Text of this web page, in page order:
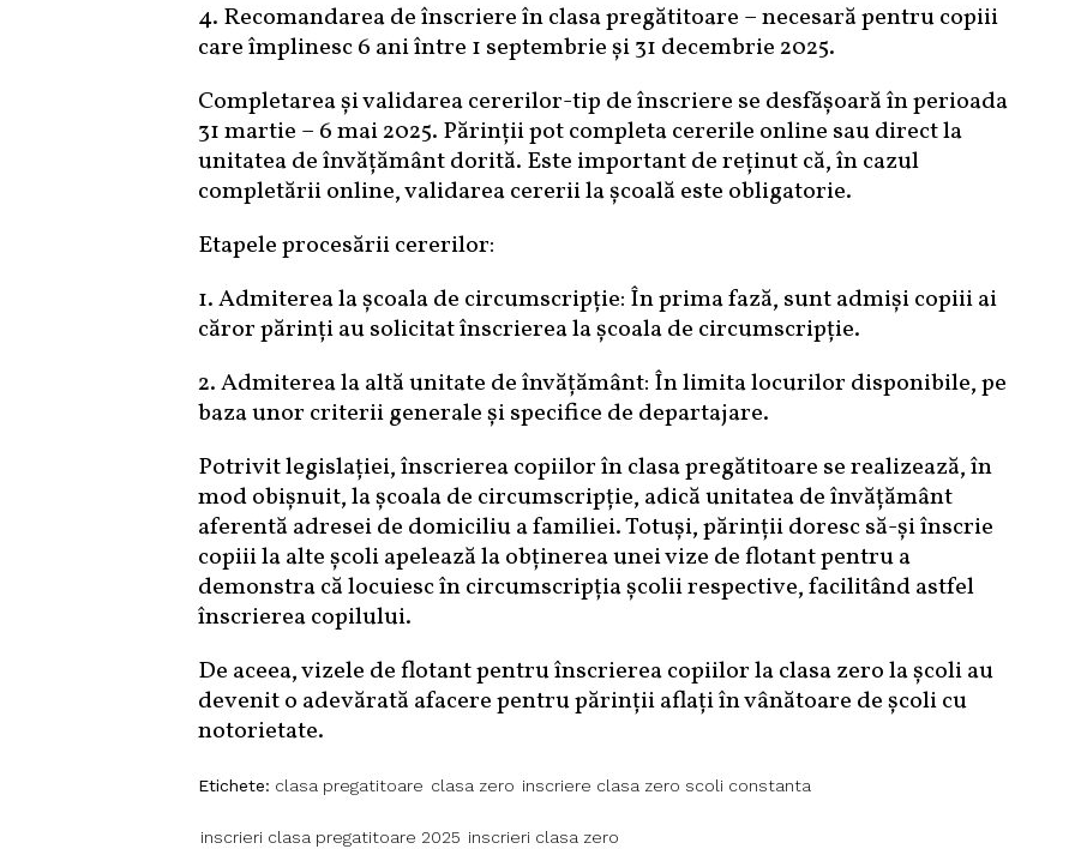
4. Recomandarea de înscriere în clasa pregătitoare – necesară pentru copiii
care împlinesc 6 ani între 1 septembrie și 31 decembrie 2025.
Completarea și validarea cererilor-tip de înscriere se desfășoară în perioada
31 martie – 6 mai 2025. Părinții pot completa cererile online sau direct la
unitatea de învățământ dorită. Este important de reținut că, în cazul
completării online, validarea cererii la școală este obligatorie.
Etapele procesării cererilor:
1. Admiterea la școala de circumscripție: În prima fază, sunt admiși copiii ai
căror părinți au solicitat înscrierea la școala de circumscripție.
2. Admiterea la altă unitate de învățământ: În limita locurilor disponibile, pe
baza unor criterii generale și specifice de departajare.
Potrivit legislației, înscrierea copiilor în clasa pregătitoare se realizează, în
mod obișnuit, la școala de circumscripție, adică unitatea de învățământ
aferentă adresei de domiciliu a familiei. Totuși, părinții doresc să-și înscrie
copiii la alte școli apelează la obținerea unei vize de flotant pentru a
demonstra că locuiesc în circumscripția școlii respective, facilitând astfel
înscrierea copilului.
De aceea, vizele de flotant pentru înscrierea copiilor la clasa zero la școli au
devenit o adevărată afacere pentru părinții aflați în vânătoare de școli cu
notorietate.
Etichete: clasa pregatitoare clasa zero inscriere clasa zero scoli constanta
inscrieri clasa pregatitoare 2025 inscrieri clasa zero